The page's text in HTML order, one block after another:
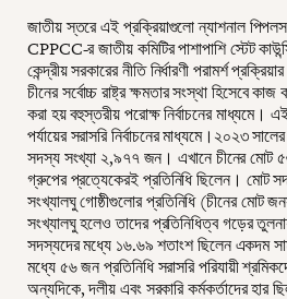
জাতীয় স্তরে এই প্রক্রিয়াগুলো ন্যাশনাল
CPPCC-র জাতীয় কমিটির পাশাপাশি স্টেট
কেন্দ্রীয় সরকারের নীতি নির্ধারণী পরামর্শ
চীনের সর্বোচ্চ রাষ্ট্র ক্ষমতার সংস্থা হিসেবে কাজ
করা হয় বহুস্তরীয় পরোক্ষ নির্বাচনের মাধ্যমে।
পর্যায়ের সরাসরি নির্বাচনের মাধ্যমে।২০২৩
সদস্য সংখ্যা ২,৯৭৭ জন। এখানে চীনের মোট
গ্রুপের প্রত্যেকেরই প্রতিনিধি ছিলেন। মোট
সংখ্যালঘু গোষ্ঠীগুলোর প্রতিনিধি (চীনের মোট
সংখ্যালঘু হলেও তাদের প্রতিনিধিত্ব গড়ের
সদস্যদের মধ্যে ১৬.৬৯ শতাংশ ছিলেন একদম
মধ্যে ৫৬ জন প্রতিনিধি সরাসরি পরিযায়ী
অন্যদিকে, দলীয় এবং সরকারি কর্মকর্তাদের হার